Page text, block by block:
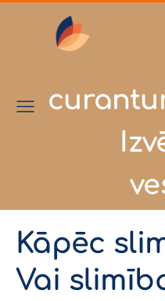
Kāpēc
Vai